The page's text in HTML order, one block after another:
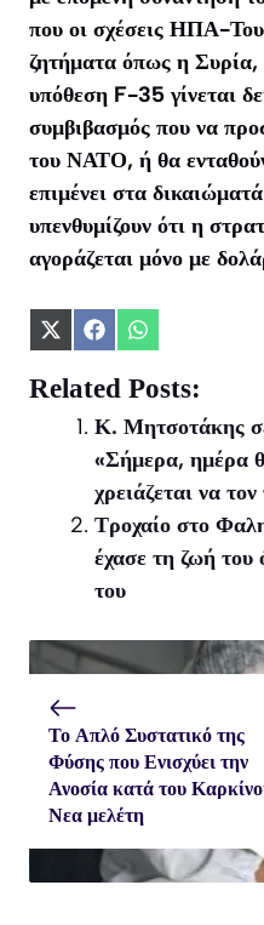
που οι σχέσεις ΗΠΑ-
ζητήματα όπως η
υπόθεση F-35 γίνεται
συμβιβασμός που να
του ΝΑΤΟ, ή θα
επιμένει στα
υπενθυμίζουν ότι η
αγοράζεται μόνο με
Share
X
(Twitter)
Share
Facebook
Share
WhatsApp
Related Posts:
Κ. Μητσοτάκης
«Σήμερα, ημέρα
χρειάζεται να
Τροχαίο στο
έχασε τη ζωή του
του
Το Απλό Συστατικό της
Φύσης που Ενισχύει την
Ανοσία κατά του
Νεα μελέτη